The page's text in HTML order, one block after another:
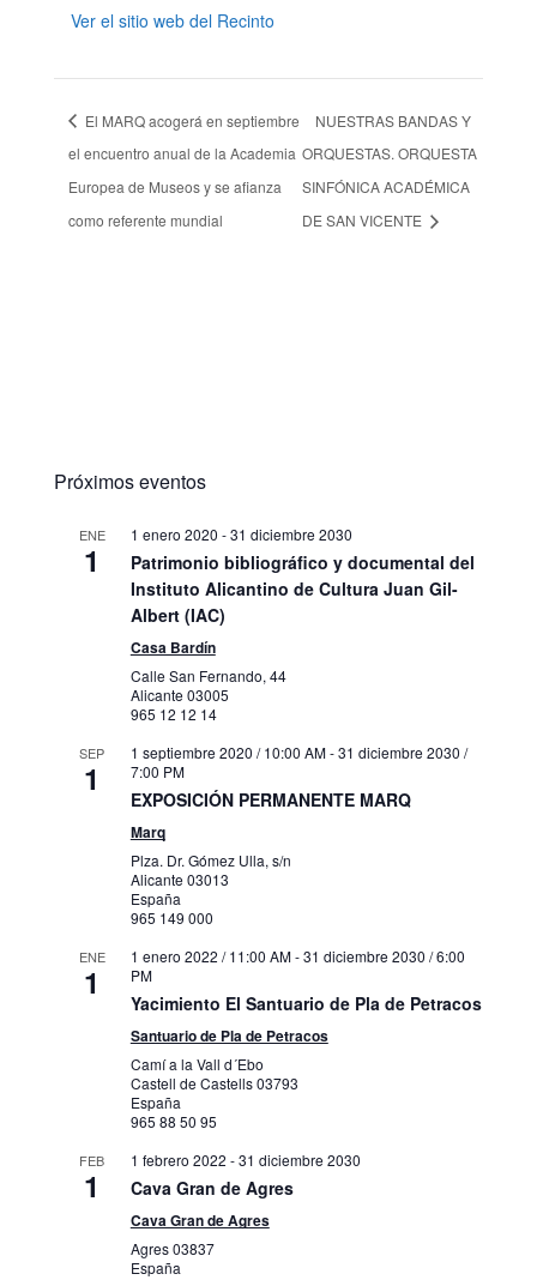
Ver el sitio web del Recinto
El MARQ acogerá en septiembre
el encuentro anual de la Academia
Europea de Museos y se afianza
como referente mundial
NUESTRAS BANDAS Y
ORQUESTAS. ORQUESTA
SINFÓNICA ACADÉMICA
DE SAN VICENTE
Próximos eventos
ENE
1
1 enero 2020 -31 diciembre 2030
Patrimonio bibliográfico y documental del
Instituto Alicantino de Cultura Juan Gil-
Albert (IAC)
Casa Bardín
Calle San Fernando, 44
Alicante 03005
965 12 12 14
SEP
1
1 septiembre 2020 / 10:00 AM-31 diciembre 2030 /
7:00 PM
EXPOSICIÓN PERMANENTE MARQ
Marq
Plza. Dr. Gómez Ulla, s/n
Alicante 03013
España
965 149 000
ENE
1
1 enero 2022 / 11:00 AM-31 diciembre 2030 / 6:00
PM
Yacimiento El Santuario de Pla de Petracos
Santuario de Pla de Petracos
Camí a la Vall d´Ebo
Castell de Castells03793
España
965 88 50 95
FEB
1
1 febrero 2022 -31 diciembre 2030
Cava Gran de Agres
Cava Gran de Agres
Agres03837
España